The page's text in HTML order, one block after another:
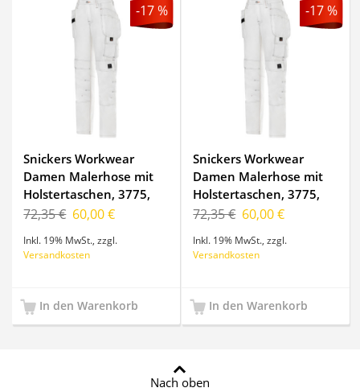
-17 %
Snickers Workwear
Damen Malerhose mit
Holstertaschen, 3775,
Farbe White, Größe 144
72,35 € 60,00 €
Inkl. 19% MwSt.,zzgl.
Versandkosten
In den Warenkorb
-17 %
Snickers Workwear
Damen Malerhose mit
Holstertaschen, 3775,
Farbe White, Größe 48
72,35 € 60,00 €
Inkl. 19% MwSt.,zzgl.
Versandkosten
In den Warenkorb
Nach oben